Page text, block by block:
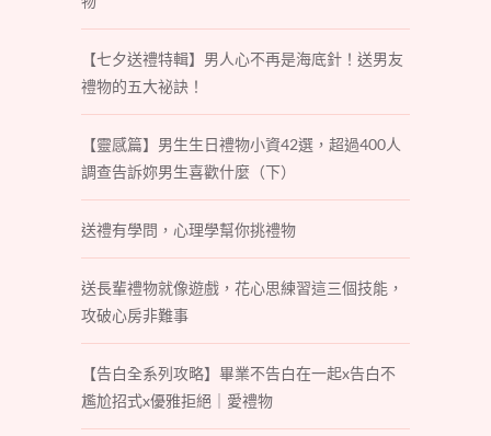
【七夕送禮特輯】男人心不再是海底針！送男友
禮物的五大祕訣！
【靈感篇】男生生日禮物小資42選，超過400人
調查告訴妳男生喜歡什麼（下）
送禮有學問，心理學幫你挑禮物
送長輩禮物就像遊戲，花心思練習這三個技能，
攻破心房非難事
【告白全系列攻略】畢業不告白在一起x告白不
尷尬招式x優雅拒絕｜愛禮物